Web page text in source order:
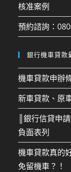
核准案例
預約諮詢：
銀行機車貸款
機車貸款申辦
新車貸款、原
║銀行信貸申
負面表列
機車貸款真的
免留機車？！